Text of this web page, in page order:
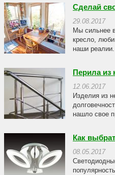
Сделай
29.08.2017
Мы сильнее
кресло,
наши
Перила из
12.06.2017
Изделия из
нашло свое
Как
08.05.2017